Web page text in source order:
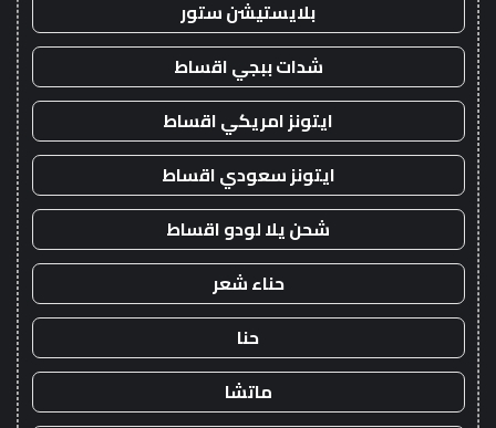
بلايستيشن ستور
شدات ببجي اقساط
ايتونز امريكي اقساط
ايتونز سعودي اقساط
شحن يلا لودو اقساط
حناء شعر
حنا
ماتشا